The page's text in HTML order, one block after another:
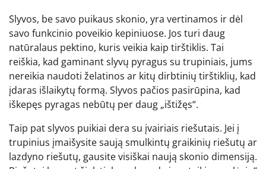
Slyvos, be savo puikaus skonio, yra vertinamos ir dėl
savo funkcinio poveikio kepiniuose. Jos turi daug
natūralaus pektino, kuris veikia kaip tirštiklis. Tai
reiškia, kad gaminant slyvų pyragus su trupiniais, jums
nereikia naudoti želatinos ar kitų dirbtinių tirštiklių, kad
įdaras išlaikytų formą. Slyvos pačios pasirūpina, kad
iškepęs pyragas nebūtų per daug „ištižęs“.
Taip pat slyvos puikiai dera su įvairiais riešutais. Jei į
trupinius įmaišysite saują smulkintų graikinių riešutų ar
lazdyno riešutų, gausite visiškai naują skonio dimensiją.